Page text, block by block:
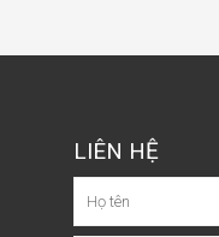
LIÊN HỆ